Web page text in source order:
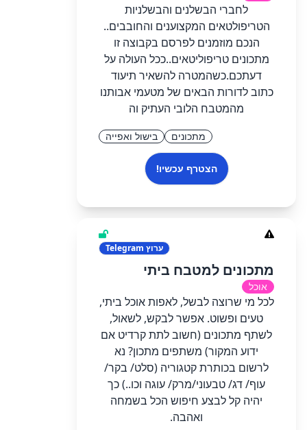
לחברי הבשלנים והבשלניות
הטריפולטאים המקצוענים והחובבים..
הנכם מוזמנים לפרסם בקבוצה זו
מתכונים טריפוליטאים..ככל העולה על
דעתכם.כשהמטרה להשאיר תיעוד
כתוב לדורות הבאים של מטעמי אבותנו
מהמטבח הלובי העתיק וה
מתכונים בישול ואפייה
הצטרף עכשיו!
ערוץ
מתכונים למטבח ביתי
אוכל
לכל מי שרוצה לבשל, לאפות אוכל ביתי,
טעים ופשוט. אפשר לבקש, לשאול,
לשתף מתכונים (חשוב לתת קרדיט אם
ידוע המקור) משתפים מתכון? נא
לרשום בכותרת קטגוריה (סלט/ בקר/
עוף/ דג/ טבעוני/מרק/ עוגה וכו..) כך
יהיה קל לבצע חיפוש הכל בשמחה
ואהבה.